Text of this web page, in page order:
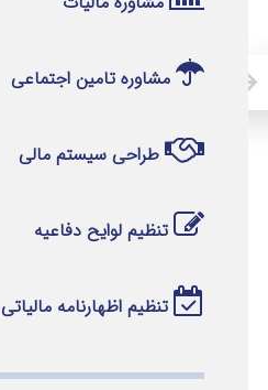
مشاوره تامین اجتماعی
طراحی سیستم مالی
تنظیم لوایح دفاعیه
تنظیم اظهارنامه مالیاتی